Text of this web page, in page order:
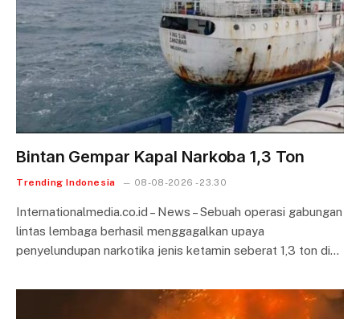
Bintan Gempar Kapal Narkoba 1,3 Ton
Trending Indonesia 08-08-2026 - 23.30
Internationalmedia.co.id – News – Sebuah operasi gabungan
lintas lembaga berhasil menggagalkan upaya
penyelundupan narkotika jenis ketamin seberat 1,3 ton di…